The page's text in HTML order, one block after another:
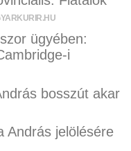
ügyében:
i
bosszút akar
András jelölésére